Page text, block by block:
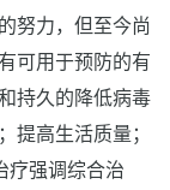
努力，但至今尚
可用于预防的有
持久的降低病毒
提高生活质量；
疗强调综合治